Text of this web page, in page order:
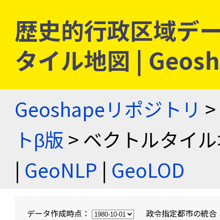
歴史的行政区域デ
タイル地図 |
Geoshapeリポジトリ >
トβ版 > ベクトルタイ
| GeoNLP | GeoLOD
データ作成時点： 政令指定都市の統